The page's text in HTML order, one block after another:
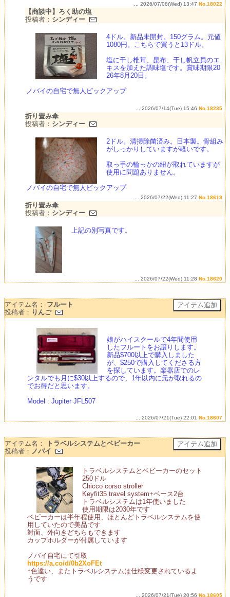
... 2026/07/08(Wed) 13:47 No.18022
【商談中】ろく助の塩
投稿者： シンディー
4ドル。新品未開封。150グラム。元値
1080円。こちらで買うと13ドル。
塩に干し椎茸、昆布、干し帆立貝のエ
キスを加えた調味塩です。賞味期限20
26年8月20日。
ノバイの自宅で無人ピックアップ
... 2026/07/14(Tue) 15:46 No.18235
折り畳み傘
投稿者： シンディー
2ドル。清掃除菌済み。日本製。骨組み
がしっかりしていますが軽いです。
取っ手の輪っかの紐が取れていますが
使用に問題ありません。
ノバイの自宅で無人ピックアップ
... 2026/07/22(Wed) 11:27 No.18619
折り畳み傘
投稿者： シンディー
上記の別写真です。
... 2026/07/22(Wed) 11:28 No.18620
アイテム名： フルート
投稿者： りんご
娘がハイスクールで4年間使用
したフルートをお譲りします。
新品$700以上で購入しました
が、$250で購入してくださる方
を探しています。楽器店でのレ
ンタルでも月に$30以上するので、1年以内に元が取れるの
でお得だと思います。
Model : Jupiter JFL507
... 2026/07/21(Tue) 22:01 No.18607
アイテム名：
トラベルシステムとベビーカー
投稿者： ノバイ
トラベルシステムとベビーカーのセット
250ドル
Chicco corso stroller
Keyfit35 travel system+ベース2台
トラベルシステムは1年使いました
使用期限は2030年です
ベビーカーは半年程使用、ほとんどトラベルシステムを使
用していたので美品です
対面、外向きどちらもできます
カップホルダーが付属しています
ノバイ自宅にて引取
https://a.co/d/0b2XoFEt
↑色違い、またトラベルシステムは仕様変更されているよ
うです
... 2026/07/21(Tue) 20:56 No.18605